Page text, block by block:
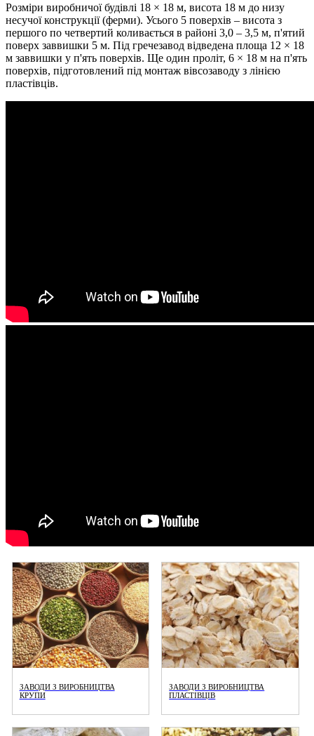
Розміри виробничої будівлі 18 × 18 м, висота 18 м до низу
несучої конструкції (ферми). Усього 5 поверхів – висота з
першого по четвертий коливається в районі 3,0 – 3,5 м, п'ятий
поверх заввишки 5 м. Під гречезавод відведена площа 12 × 18
м заввишки у п'ять поверхів. Ще один проліт, 6 × 18 м на п'ять
поверхів, підготовлений під монтаж вівсозаводу з лінією
пластівців.
ЗАВОДИ З ВИРОБНИЦТВА
КРУПИ
ЗАВОДИ З ВИРОБНИЦТВА
ПЛАСТІВЦІВ